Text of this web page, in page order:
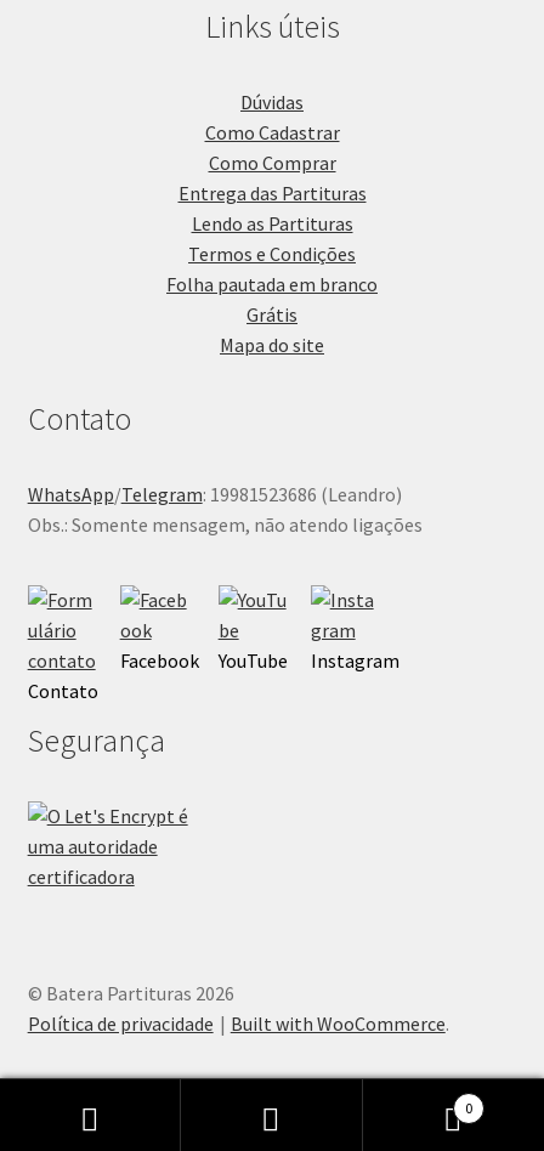
Links úteis
Dúvidas
Como Cadastrar
Como Comprar
Entrega das Partituras
Lendo as Partituras
Termos e Condições
Folha pautada em branco
Grátis
Mapa do site
Contato
WhatsApp/Telegram: 19981523686 (Leandro)
Obs.: Somente mensagem, não atendo ligações
Contato
Facebook YouTube Instagram
Segurança
© Batera Partituras 2026
Política de privacidade
Built with WooCommerce.
Pesquisar
Pesquisar
0